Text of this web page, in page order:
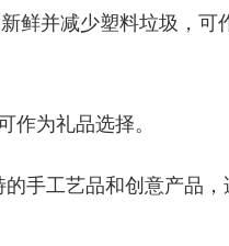
鲜并减少塑料垃圾，可
作为礼品选择。
的手工艺品和创意产品